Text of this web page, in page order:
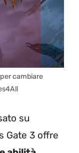
cambiare
su
Gate 3 offre